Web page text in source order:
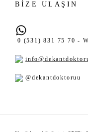
BİZE ULAŞIN
0 (531) 831 75 70 -
@dekantdoktoruu